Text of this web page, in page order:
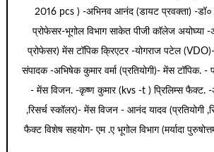
2016 pcs ) -अभिनव आनंद (डायट प्रवक्ता) -
प्रोफेसर-भूगोल विभाग साकेत पीजी कॉलेज अयोघ्या -
प्रोफेसर) मेंस टॉपिक क्रिएटर -योगराज पटेल
संपादक -अभिषेक कुमार वर्मा (प्रतियोगी)- मेंस टॉपिक. -
- मेंस विजन. -कृष्ण कुमार (kvs -t ) प्रिलिम्स फैक्ट. -
,रिसर्च स्कॉलर)- मेंस विजन - आनंद यादव (प्रतियोगी
फैक्ट विशेष सहयोग- एम .ए भूगोल विभाग (मर्यादा